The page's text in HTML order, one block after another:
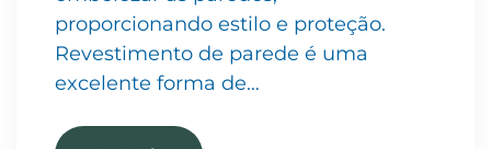
proporcionando estilo e proteção.
Revestimento de parede é uma
excelente forma de…